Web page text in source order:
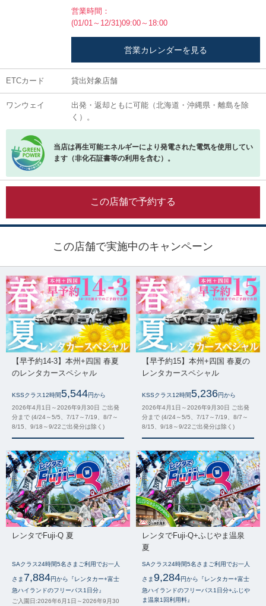
営業時間：
(01/01～12/31)09:00～18:00
営業カレンダーを見る
ETCカード 貸出対象店舗
ワンウェイ
出発・返却ともに可能（北海道・沖縄県・離島を除
く）。
当店は再生可能エネルギーにより発電された電気を使用してい
ます（非化石証書等の利用を含む）。
この店舗で予約する
この店舗で実施中のキャンペーン
【早予約14-3】本州+四国 春夏
のレンタカースペシャル
KSSクラス12時間5,544円から
2026年4月1日～2026年9月30日 ご出発
分まで (4/24～5/5、7/17～7/19、8/7～
8/15、9/18～9/22ご出発分は除く)
【早予約15】本州+四国 春夏の
レンタカースペシャル
KSSクラス12時間5,236円から
2026年4月1日～2026年9月30日 ご出発
分まで (4/24～5/5、7/17～7/19、8/7～
8/15、9/18～9/22ご出発分は除く)
レンタでFuji-Q 夏
SAクラス24時間5名さまご利用でお一人
さま 7,884円から『レンタカー+富士
急ハイランドのフリーパス1日分』
ご入園日:2026年6月1日～2026年9月30
レンタでFuji-Q+ふじやま温泉
夏
SAクラス24時間5名さまご利用でお一人
さま9,284円から『レンタカー+富士
急ハイランドのフリーパス1日分+ふじや
ま温泉1回利用料』